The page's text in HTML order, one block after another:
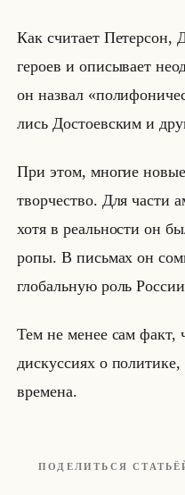
Как счи­та­ет Пе­тер­сон,
ге­ро­ев и опи­сы­ва­ет
он на­звал
лись До­сто­ев­ским и
При этом, мно­гие
твор­че­ство. Для части
хотя в ре­ально­сти он
ро­пы. В письмах он
гло­бальную роль
Тем не менее сам факт,
дис­кус­си­ях о
вре­ме­на.
ПОДЕЛИТЬСЯ